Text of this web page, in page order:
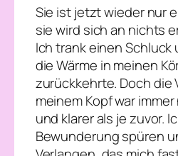
Sie ist jetzt wieder nur
sie wird sich an nichts
Ich trank einen
die Wärme in meinen
zurückkehrte. Doch die
meinem Kopf war
und klarer als je zuvor.
Bewunderung spüren